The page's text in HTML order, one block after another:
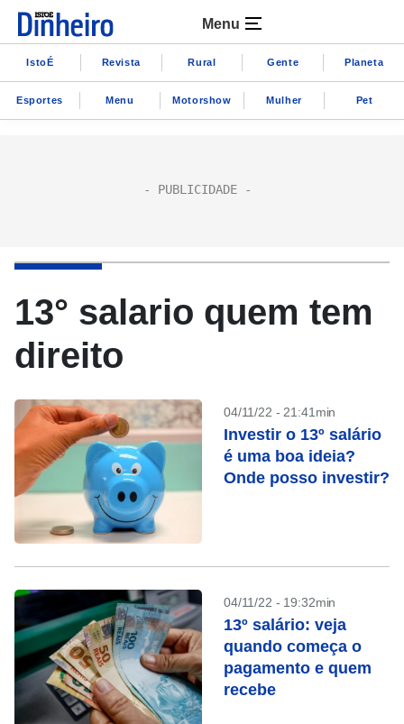
Menu
IstoÉ Revista Rural Gente Planeta
Esportes Menu Motorshow Mulher Pet
13° salario quem tem
direito
04/11/22 - 21:41min
Investir o 13º salário
é uma boa ideia?
Onde posso investir?
04/11/22 - 19:32min
13º salário: veja
quando começa o
pagamento e quem
recebe